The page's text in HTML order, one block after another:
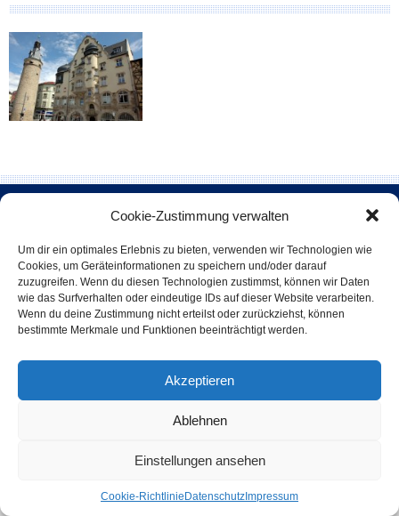
Cookie-Zustimmung verwalten
Um dir ein optimales Erlebnis zu bieten, verwenden wir Technologien wie
Cookies, um Geräteinformationen zu speichern und/oder darauf
zuzugreifen. Wenn du diesen Technologien zustimmst, können wir Daten
wie das Surfverhalten oder eindeutige IDs auf dieser Website verarbeiten.
Wenn du deine Zustimmung nicht erteilst oder zurückziehst, können
bestimmte Merkmale und Funktionen beeinträchtigt werden.
Akzeptieren
Ablehnen
Einstellungen ansehen
Cookie-Richtlinie Datenschutz Impressum
Kontaktaufnahme
Prof. Schuh Securities GmbH
Anhalter Str. 12, 06108 Halle (Saale)